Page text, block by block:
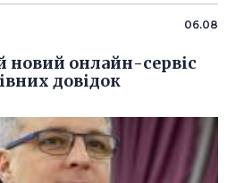
06.08
онлайн-сервіс
довідок